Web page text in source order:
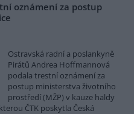
oznámení za postup
Ostravská radní a poslankyně
Pirátů Andrea Hoffmannová
podala trestní oznámení za
postup ministerstva životního
prostředí (MŽP) v kauze haldy
ČTK poskytla Česká